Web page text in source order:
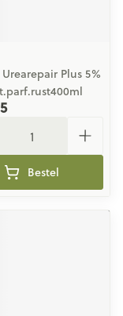
Plus 5%
Bestel